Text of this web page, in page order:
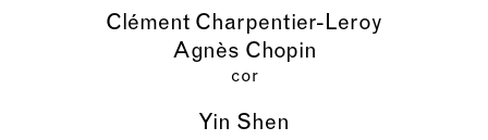
Clément Charpentier-Leroy
Agnès Chopin
cor
Yin Shen